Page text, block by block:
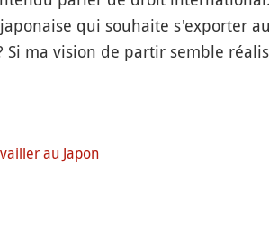
qui souhaite s'exporter
ma vision de partir semble
au Japon